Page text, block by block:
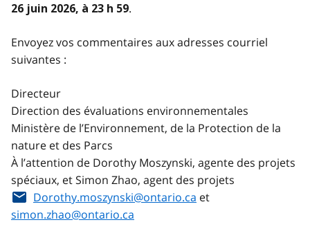
26 juin 2026, à 23 h 59.
Envoyez vos commentaires aux adresses courriel
suivantes :
Directeur
Direction des évaluations environnementales
Ministère de l’Environnement, de la Protection de la
nature et des Parcs
À l’attention de Dorothy Moszynski, agente des projets
spéciaux, et Simon Zhao, agent des projets
Dorothy.moszynski@ontario.ca et
simon.zhao@ontario.ca